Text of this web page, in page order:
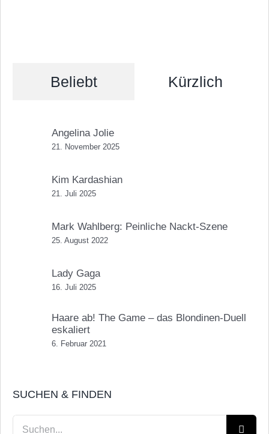
Beliebt Kürzlich
Angelina Jolie
21. November 2025
Kim Kardashian
21. Juli 2025
Mark Wahlberg: Peinliche Nackt-Szene
25. August 2022
Lady Gaga
16. Juli 2025
Haare ab! The Game – das Blondinen-Duell
eskaliert
6. Februar 2021
SUCHEN & FINDEN
Suche